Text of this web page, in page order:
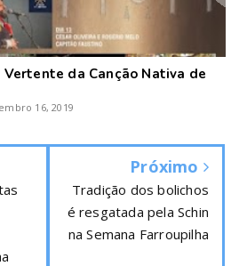
da Canção Nativa de
16, 2019
Próximo
Tradição dos bolichos
é resgatada pela Schin
na Semana Farroupilha